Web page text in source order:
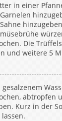
in einer
Die
und weitere 5
abtropfen
Kurz in der